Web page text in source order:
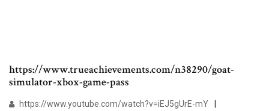
https://www.trueachievements.com/n38290/goat-
simulator-xbox-game-pass
https://www.youtube.com/watch?v=iEJ5gUrE-mY